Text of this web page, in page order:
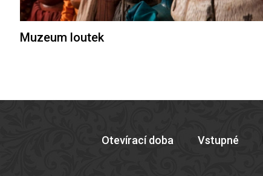
Muzeum loutek
Otevírací doba Vstupné